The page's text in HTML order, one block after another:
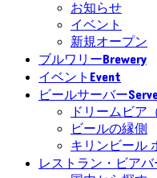
お知らせ
イベント
新規オープン
ブルワリーBrewery
イベント Event
ビールサーバー
ドリームビア
ビールの縁側
キリンビール
レストラン・ビアバ